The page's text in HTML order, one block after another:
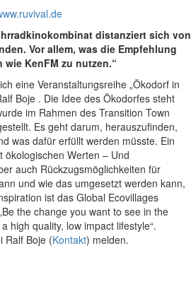
distanziert sich von
Vor allem, was die Empfehlung
KenFM zu nutzen.“
eine Veranstaltungsreihe „Ökodorf in
Boje . Die Idee des Ökodorfes steht
im Rahmen des Transition Town
Es geht darum, herauszufinden,
was dafür erfüllt werden müsste. Ein
ökologischen Werten – Und
auch Rückzugsmöglichkeiten für
und wie das umgesetzt werden kann,
ist das Global Ecovillages
the change you want to see in the
high quality, low impact lifestyle“.
Ralf Boje (Kontakt) melden.